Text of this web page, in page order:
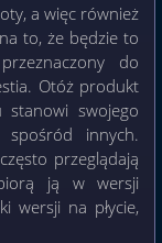
a więc również
to, że będzie to
do
Otóż produkt
stanowi swojego
innych.
przeglądają
ją w wersji
wersji na płycie,